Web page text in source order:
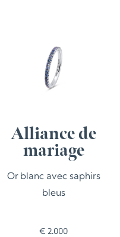
Alliance de
mariage
Or blanc avec saphirs
bleus
€ 2.000